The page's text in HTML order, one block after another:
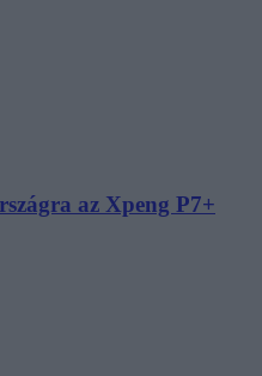
az Xpeng P7+